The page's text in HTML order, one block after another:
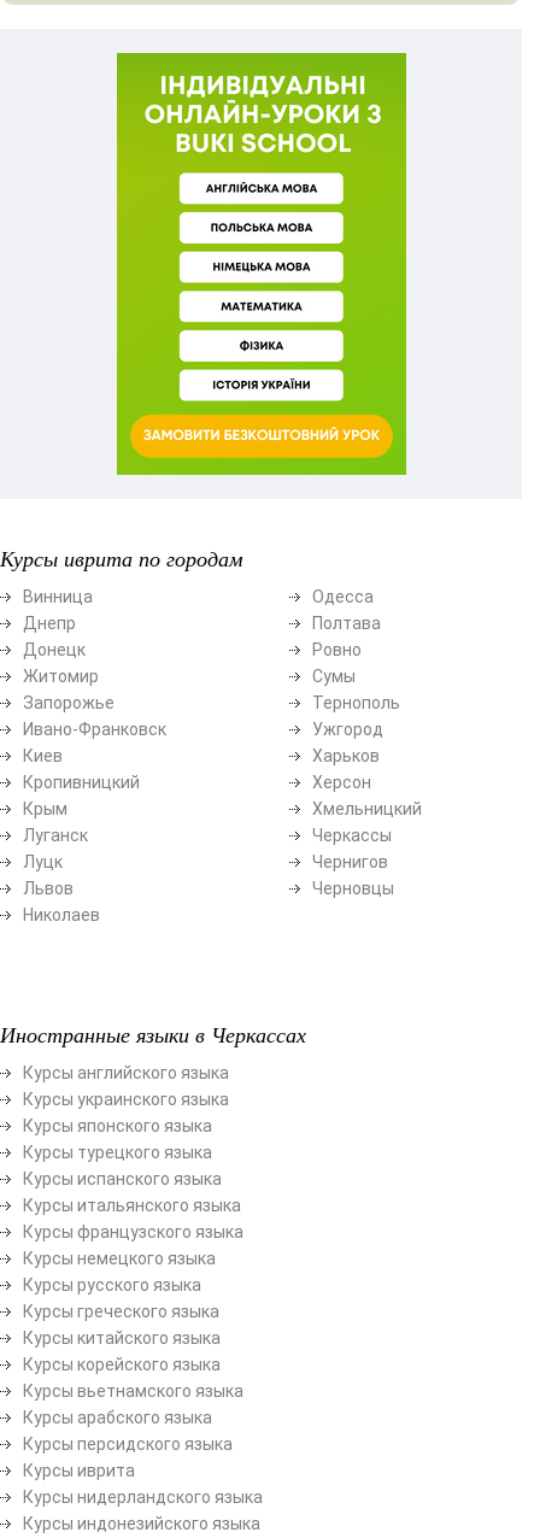
Курсы иврита по городам
Винница
Днепр
Донецк
Житомир
Запорожье
Ивано-Франковск
Киев
Кропивницкий
Крым
Луганск
Луцк
Львов
Николаев
Одесса
Полтава
Ровно
Сумы
Тернополь
Ужгород
Харьков
Херсон
Хмельницкий
Черкассы
Чернигов
Черновцы
Иностранные языки в Черкассах
Курсы английского языка
Курсы украинского языка
Курсы японского языка
Курсы турецкого языка
Курсы испанского языка
Курсы итальянского языка
Курсы французского языка
Курсы немецкого языка
Курсы русского языка
Курсы греческого языка
Курсы китайского языка
Курсы корейского языка
Курсы вьетнамского языка
Курсы арабского языка
Курсы персидского языка
Курсы иврита
Курсы нидерландского языка
Курсы индонезийского языка